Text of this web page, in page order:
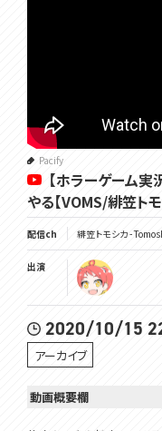
Pacify
【ホラーゲーム実
やる【VOMS/緋笠ト
配信ch 緋笠トモシカ -
出演
2020/10/15
アーカイブ
動画概要欄